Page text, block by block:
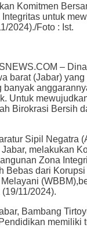
Komitmen
untuk
2024)./Foto : Ist.
–
barat (Jabar) yang
banyak
Untuk
Birokrasi Bersih
Sipil Negatra
melakukan
Zona
Bebas dari
11/2024).
Bambang
memiliki